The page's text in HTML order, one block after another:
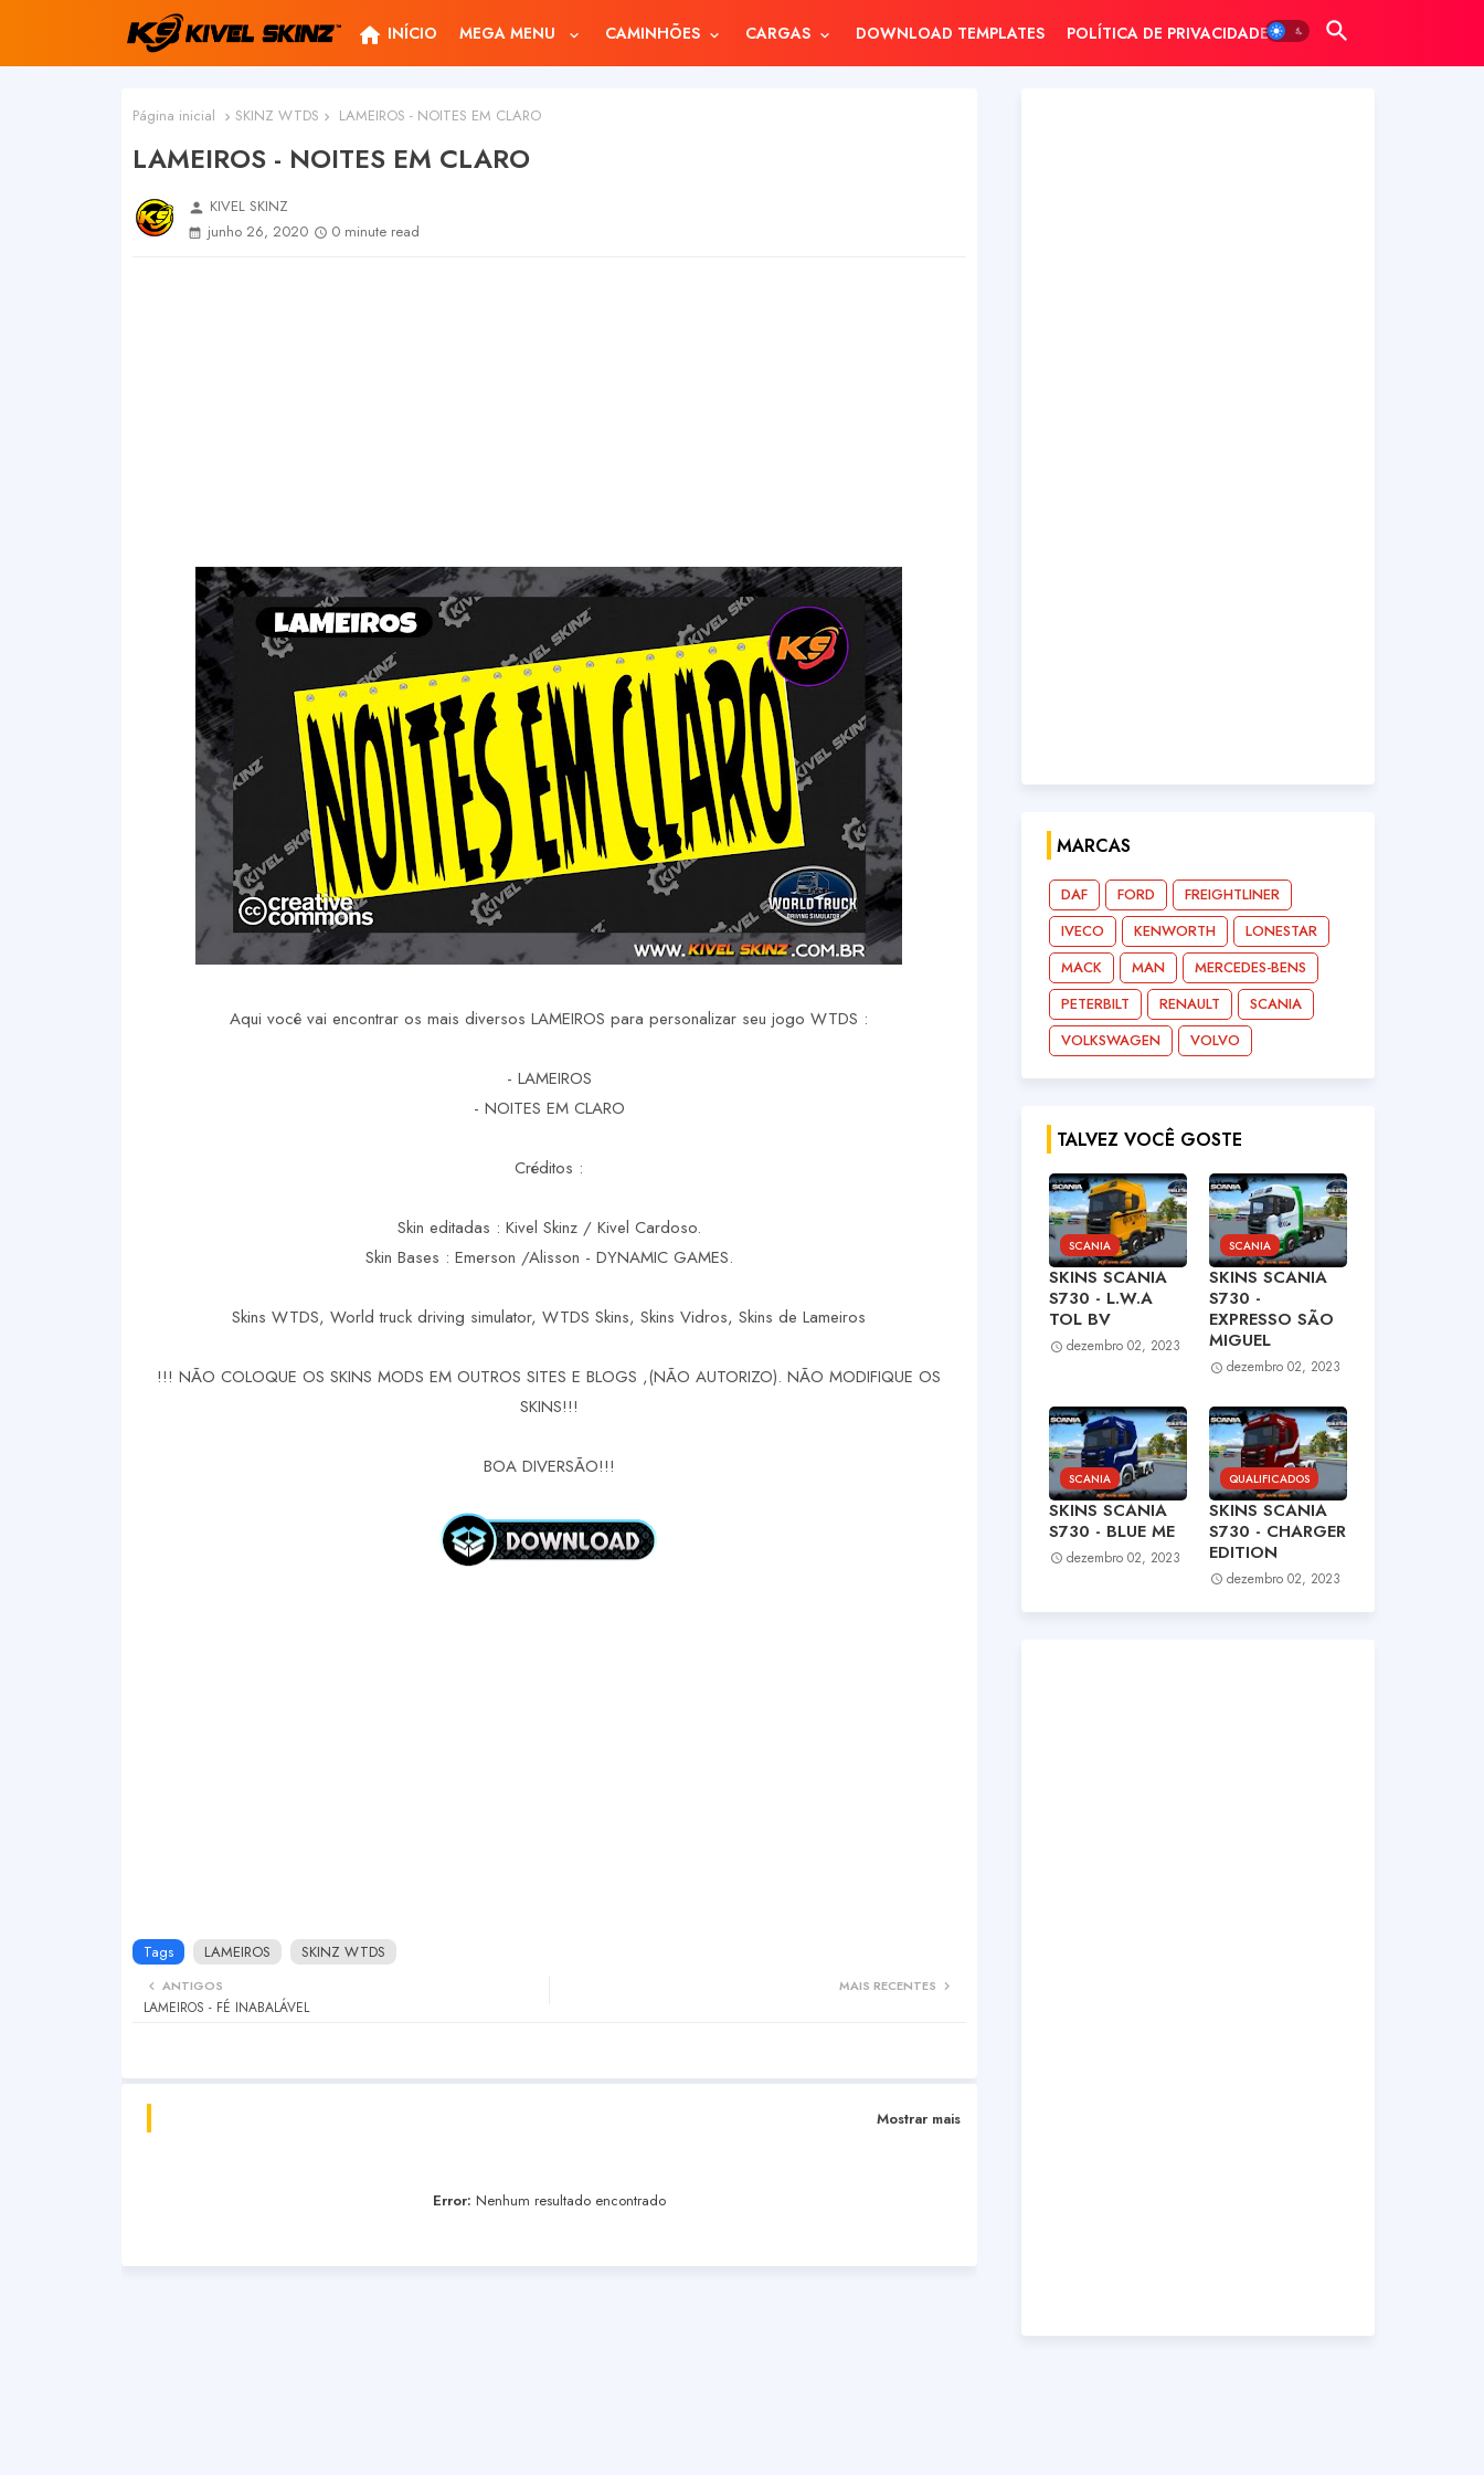
home INÍCIO MEGA MENU CAMINHÕES CARGAS DOWNLOAD TEMPLATES POLÍTICA DE PRIVACIDADE
Página inicial SKINZ WTDS LAMEIROS - NOITES EM CLARO
LAMEIROS - NOITES EM CLARO
person KIVEL SKINZ
junho 26, 2020
0 minute read
Aqui você vai encontrar os mais diversos LAMEIROS para personalizar seu jogo WTDS :
- LAMEIROS
- NOITES EM CLARO
Créditos :
Skin editadas : Kivel Skinz / Kivel Cardoso.
Skin Bases : Emerson /Alisson - DYNAMIC GAMES.
Skins WTDS, World truck driving simulator, WTDS Skins, Skins Vidros, Skins de Lameiros
!!! NÃO COLOQUE OS SKINS MODS EM OUTROS SITES E BLOGS ,(NÃO AUTORIZO). NÃO MODIFIQUE OS
SKINS!!!
BOA DIVERSÃO!!!
Tags LAMEIROS SKINZ WTDS
MAIS RECENTES
ANTIGOS
LAMEIROS - FÉ INABALÁVEL
Mostrar mais
Error: Nenhum resultado encontrado
MARCAS
DAF FORD
FREIGHTLINER
IVECO
KENWORTH
LONESTAR
MACK
MAN
MERCEDES-BENS
PETERBILT
RENAULT
SCANIA
VOLKSWAGEN
VOLVO
TALVEZ VOCÊ GOSTE
SCANIA
SKINS SCANIA
S730 - L.W.A
TOL BV
dezembro 02, 2023
SCANIA
SKINS SCANIA
S730 -
EXPRESSO SÃO
MIGUEL
dezembro 02, 2023
SCANIA
SKINS SCANIA
S730 - BLUE ME
dezembro 02, 2023
QUALIFICADOS
SKINS SCANIA
S730 - CHARGER
EDITION
dezembro 02, 2023